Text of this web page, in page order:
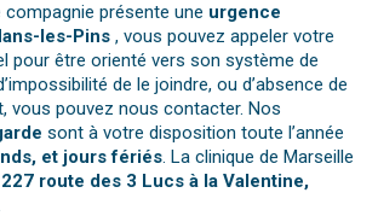
présente une urgence
les-Pins , vous pouvez appeler votre
pour être orienté vers son système de
de le joindre, ou d’absence de
vous pouvez nous contacter. Nos
sont à votre disposition toute l’année
et jours fériés. La clinique de Marseille
227 route des 3 Lucs à la Valentine,